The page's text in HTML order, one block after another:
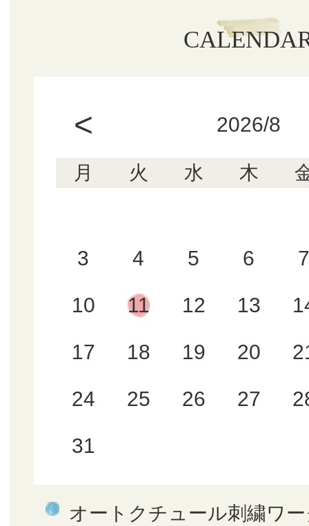
< 2026/8
月 火 水 木
3 4 5 6 7
10 11 12 13
17 18 19 20
24 25 26 27
31
オートクチュール刺繍ワ